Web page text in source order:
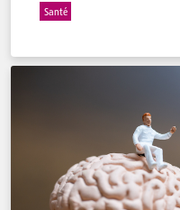
Santé